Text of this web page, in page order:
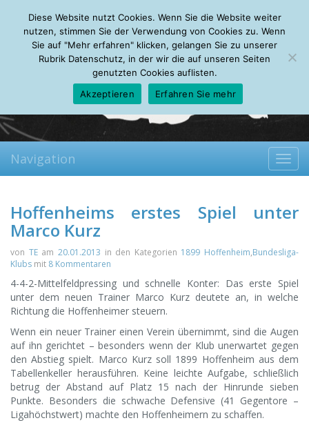
Sunday, 09.08.2026
Mein Account
About Autoren Leseempfehlungen FAQ
Navigation
Hoffenheims erstes Spiel unter
Marco Kurz
von TEam 20.01.2013 in den Kategorien 1899 Hoffenheim,Bundesliga-
Klubs mit 8 Kommentaren
4-4-2-Mittelfeldpressing und schnelle Konter: Das erste Spiel
unter dem neuen Trainer Marco Kurz deutete an, in welche
Richtung die Hoffenheimer steuern.
Wenn ein neuer Trainer einen Verein übernimmt, sind die Augen
auf ihn gerichtet – besonders wenn der Klub unerwartet gegen
den Abstieg spielt. Marco Kurz soll 1899 Hoffenheim aus dem
Tabellenkeller herausführen. Keine leichte Aufgabe, schließlich
betrug der Abstand auf Platz 15 nach der Hinrunde sieben
Punkte. Besonders die schwache Defensive (41 Gegentore –
Ligahöchstwert) machte den Hoffenheimern zu schaffen.
Diese Website nutzt Cookies. Wenn Sie die Website weiter
nutzen, stimmen Sie der Verwendung von Cookies zu. Wenn
Sie auf "Mehr erfahren" klicken, gelangen Sie zu unserer
Rubrik Datenschutz, in der wir die auf unseren Seiten
genutzten Cookies auflisten.
Akzeptieren
Erfahren Sie mehr